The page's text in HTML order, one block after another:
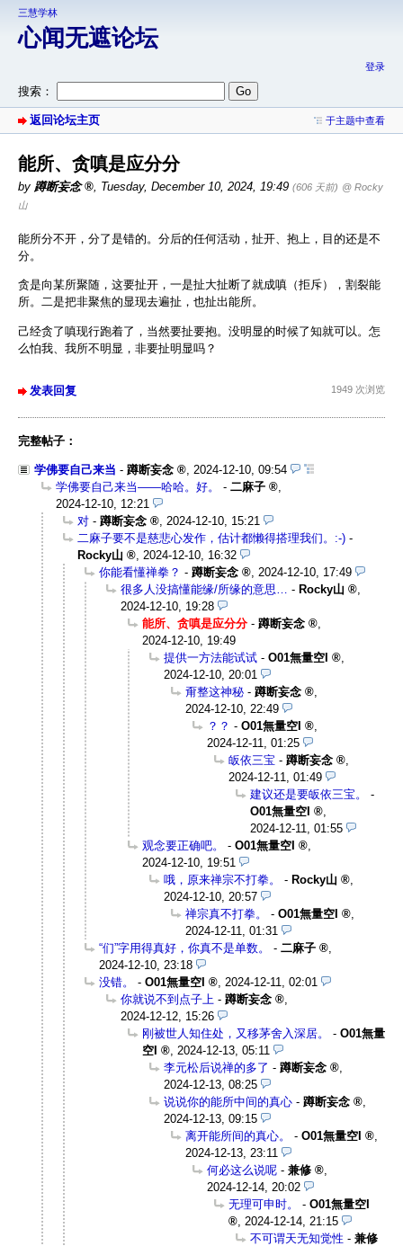
三慧学林
心闻无遮论坛
登录
搜索：
返回论坛主页 于主题中查看
能所、贪嗔是应分分
by 蹲断妄念 , Tuesday, December 10, 2024, 19:49 (606 天前) @ Rocky
山
能所分不开，分了是错的。分后的任何活动，扯开、抱上，目的还是不
分。
贪是向某所聚随，这要扯开，一是扯大扯断了就成嗔（拒斥），割裂能
所。二是把非聚焦的显现去遍扯，也扯出能所。
己经贪了嗔现行跑着了，当然要扯要抱。没明显的时候了知就可以。怎
么怕我、我所不明显，非要扯明显吗？
发表回复 1949 次浏览
完整帖子：
学佛要自己来当 - 蹲断妄念
2024-12-10, 09:54
学佛要自己来当——哈哈。好。
- 二麻子
2024-12-10, 12:21
对 - 蹲断妄念
2024-12-10, 15:21
二麻子要不是慈悲心发作，估计都懒得搭理我们。:-) -
Rocky山
2024-12-10, 16:32
你能看懂禅拳？ - 蹲断妄念
2024-12-10, 17:49
很多人没搞懂能缘/所缘的意思…
- Rocky山
2024-12-10, 19:28
能所、贪嗔是应分分- 蹲断妄念
2024-12-10, 19:49
提供一方法能试试 - O01無量空I
2024-12-10, 20:01
甭整这神秘 - 蹲断妄念
2024-12-10, 22:49
？？ - O01無量空I
2024-12-11, 01:25
皈依三宝 - 蹲断妄念
2024-12-11, 01:49
建议还是要皈依三宝。
-
O01無量空I
2024-12-11, 01:55
观念要正确吧。
- O01無量空I
2024-12-10, 19:51
哦，原来禅宗不打拳。
- Rocky山
2024-12-10, 20:57
禅宗真不打拳。
- O01無量空I
2024-12-11, 01:31
“们”字用得真好，你真不是单数。
- 二麻子
2024-12-10, 23:18
没错。
- O01無量空I
2024-12-11, 02:01
你就说不到点子上 - 蹲断妄念
2024-12-12, 15:26
刚被世人知住处，又移茅舍入深居。
- O01無量
空I
2024-12-13, 05:11
李元松后说禅的多了 - 蹲断妄念
2024-12-13, 08:25
说说你的能所中间的真心 - 蹲断妄念
2024-12-13, 09:15
离开能所间的真心。
- O01無量空I
2024-12-13, 23:11
何必这么说呢 - 兼修
2024-12-14, 20:02
无理可申时。
- O01無量空I
2024-12-14, 21:15
不可谓天无知觉性 - 兼修